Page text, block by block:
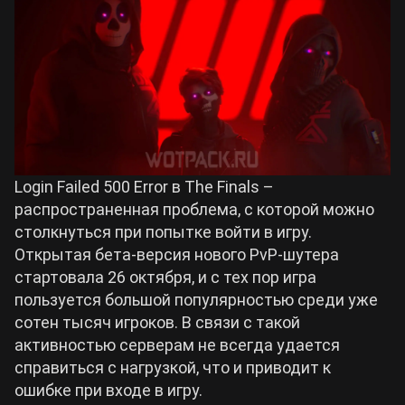
Crimson Desert
Zenless Zone Zero
Kingdom Come: Deliverance 2
Path of Exile 2
Wuthering Waves
Roblox
Hogwarts Legacy
Билды Arknights: Endfield
Билды Wuthering Waves
Билды Cyberpunk 2077
Билды Path of Exile 2
Login Failed 500 Error в The Finals –
распространенная проблема, с которой можно
столкнуться при попытке войти в игру.
Открытая бета-версия нового PvP-шутера
стартовала 26 октября, и с тех пор игра
пользуется большой популярностью среди уже
сотен тысяч игроков. В связи с такой
активностью серверам не всегда удается
справиться с нагрузкой, что и приводит к
ошибке при входе в игру.